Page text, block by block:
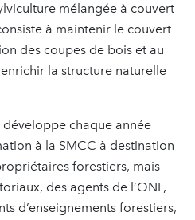
mélangée à couvert
à maintenir le couvert
des coupes de bois et au
la structure naturelle
développe chaque année
à la SMCC à destination
forestiers, mais
des agents de l’ONF,
d’enseignements forestiers,